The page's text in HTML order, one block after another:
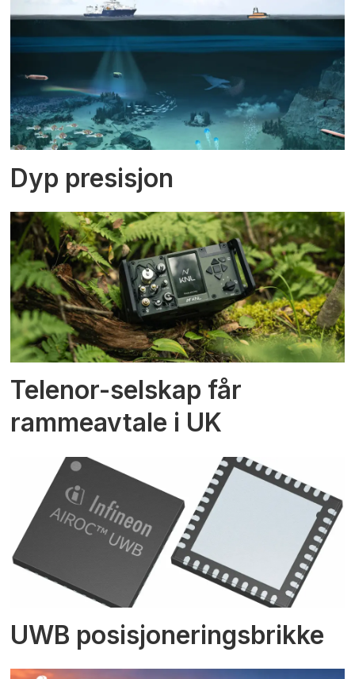
Dyp presisjon
Telenor-selskap får
rammeavtale i UK
UWB posisjoneringsbrikke